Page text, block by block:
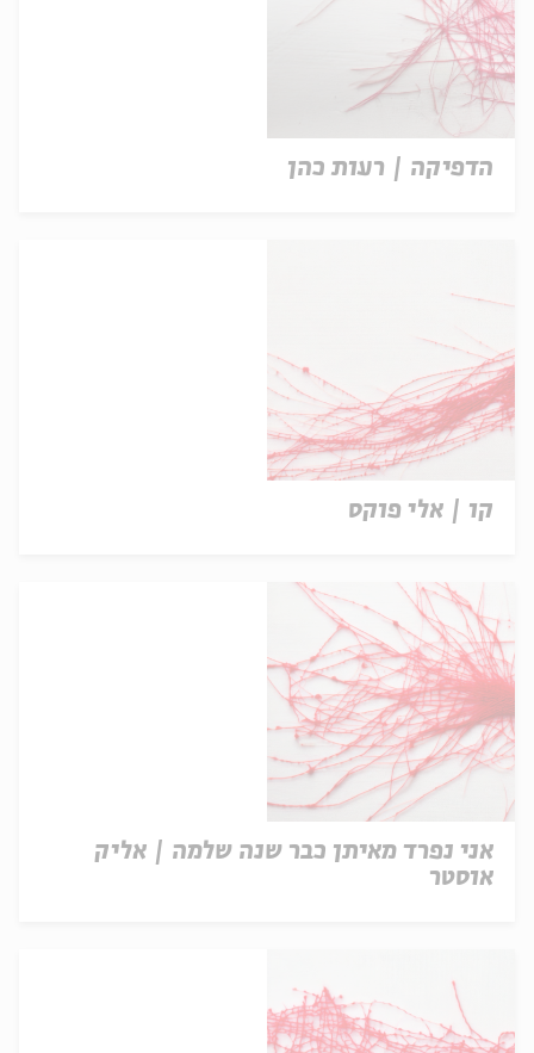
הדפיקה | רעות כהן
קו | אלי פוקס
אני נפרד מאיתן כבר שנה שלמה | אליק
אוסטר